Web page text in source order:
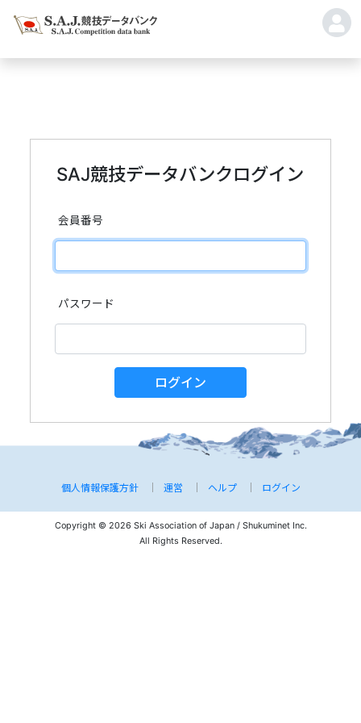
SAJ競技データバンクログイン
会員番号
パスワード
ログイン
個人情報保護方針 運営 ヘルプ ログイン
Copyright © 2026 Ski Association of Japan / Shukuminet Inc.
All Rights Reserved.